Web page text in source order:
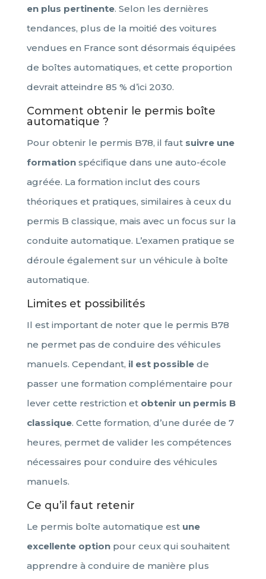
en plus pertinente. Selon les dernières
tendances, plus de la moitié des voitures
vendues en France sont désormais équipées
de boîtes automatiques, et cette proportion
devrait atteindre 85 % d’ici 2030.
Comment obtenir le permis boîte
automatique ?
Pour obtenir le permis B78, il faut suivre une
formationspécifique dans une auto-école
agréée. La formation inclut des cours
théoriques et pratiques, similaires à ceux du
permis B classique, mais avec un focus sur la
conduite automatique. L’examen pratique se
déroule également sur un véhicule à boîte
automatique.
Limites et possibilités
Il est important de noter que le permis B78
ne permet pas de conduire des véhicules
manuels. Cependant, il est possiblede
passer une formation complémentaire pour
lever cette restriction et obtenir un permis B
classique. Cette formation, d’une durée de 7
heures, permet de valider les compétences
nécessaires pour conduire des véhicules
manuels.
Ce qu’il faut retenir
Le permis boîte automatique est une
excellente optionpour ceux qui souhaitent
apprendre à conduire de manière plus